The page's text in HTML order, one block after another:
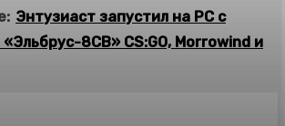
Энтузиаст запустил на РС с
8СВ» CS:GO, Morrowind и